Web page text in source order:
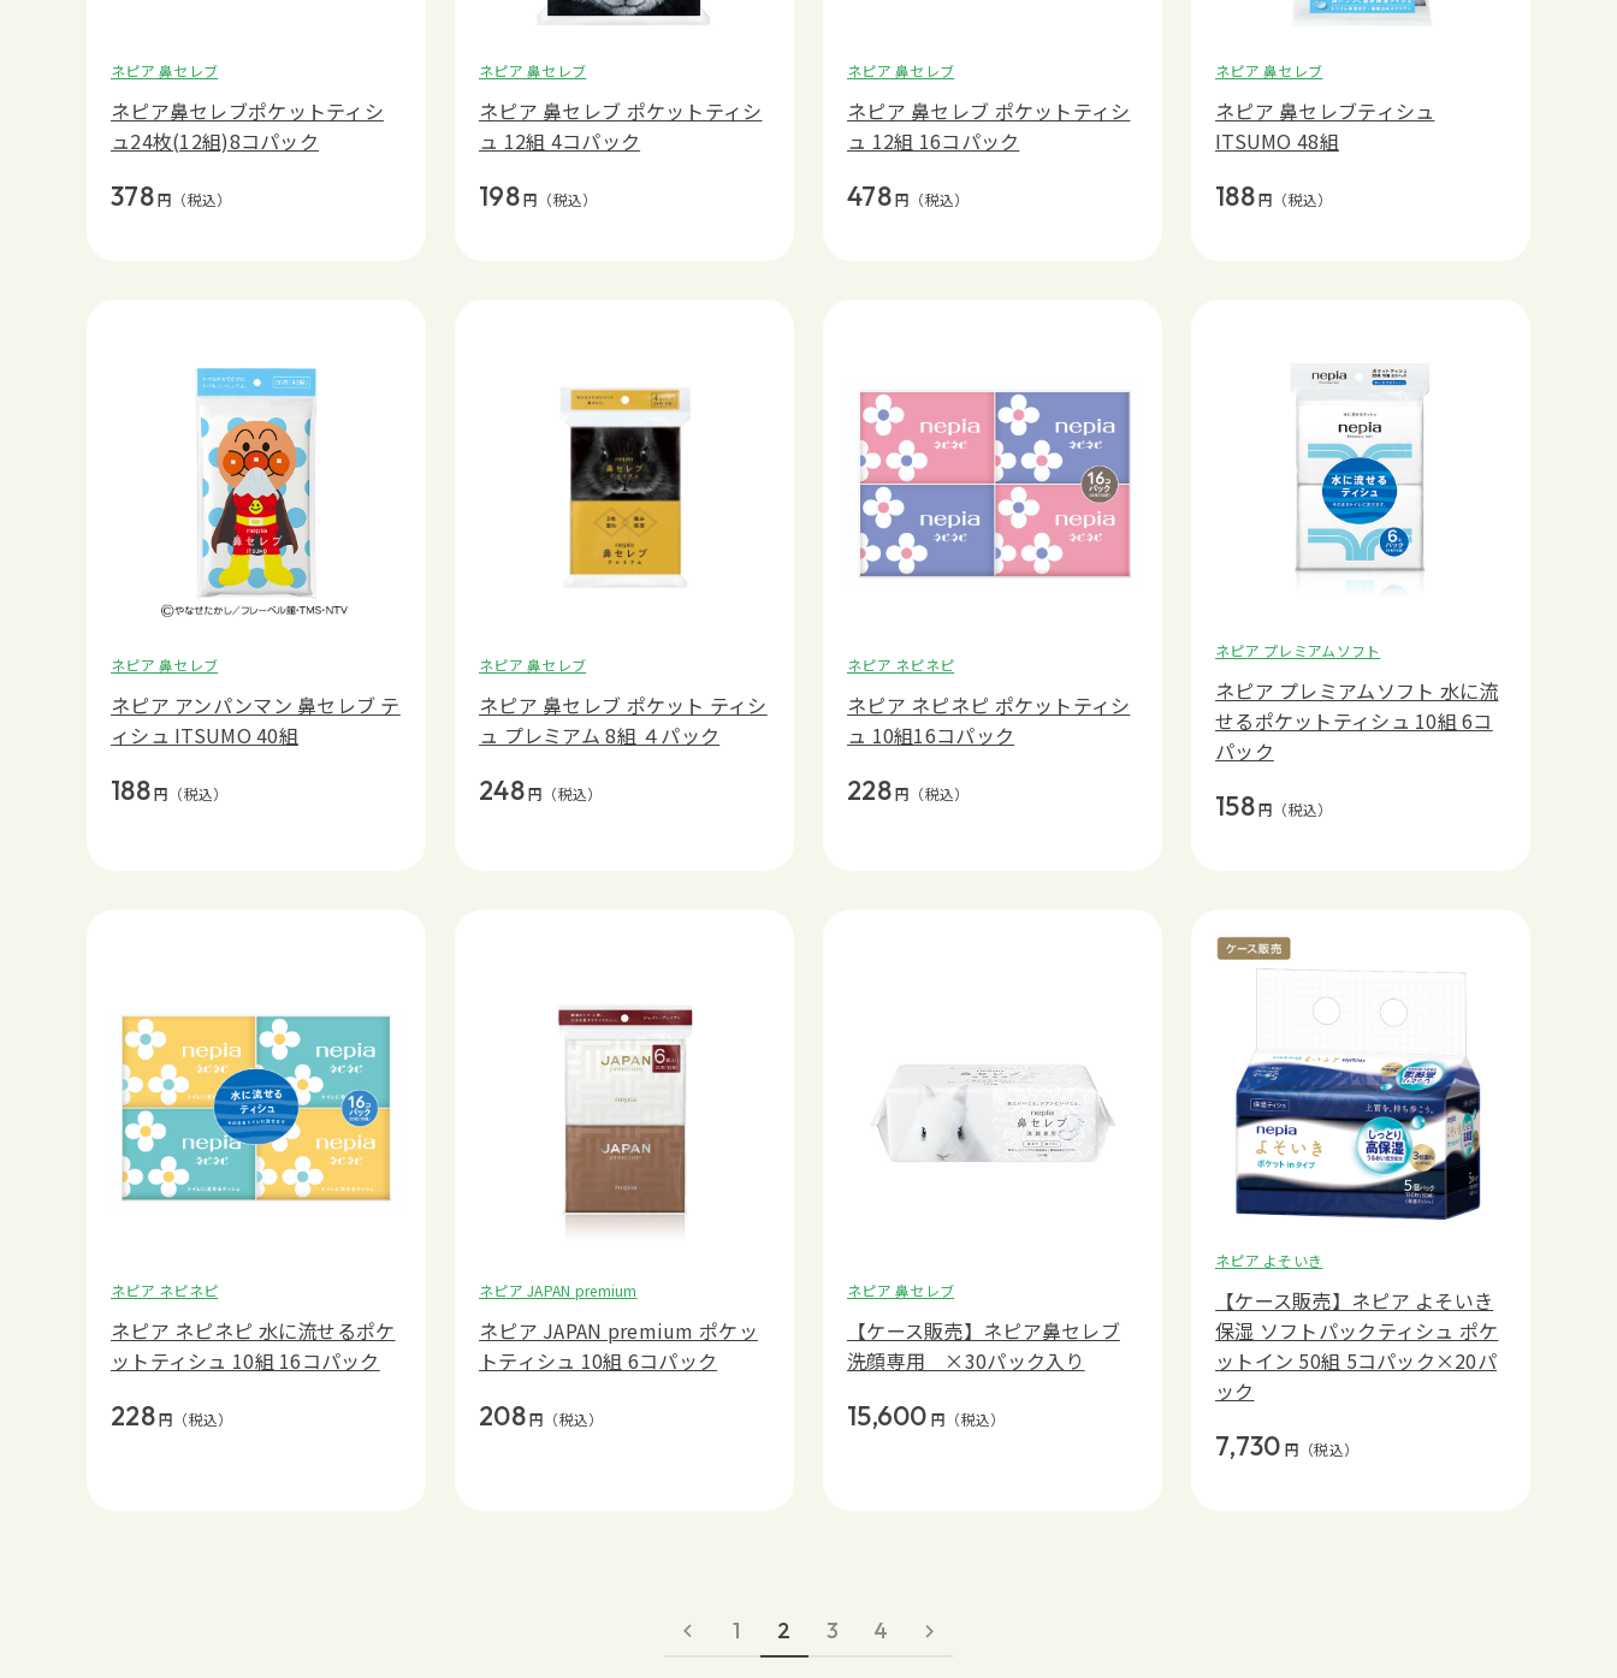
ネピア 鼻セレブ
ネピア鼻セレブポケットティシ
ュ24枚(12組)8コパック
378円 （税込）
ネピア 鼻セレブ
ネピア 鼻セレブ ポケットティシ
ュ 12組 4コパック
198円 （税込）
ネピア 鼻セレブ
ネピア 鼻セレブ ポケットティシ
ュ 12組 16コパック
478円 （税込）
ネピア 鼻セレブ
ネピア 鼻セレブティシュ
ITSUMO 48組
188円 （税込）
ネピア 鼻セレブ
ネピア アンパンマン 鼻セレブ テ
ィシュ ITSUMO 40組
188円 （税込）
ネピア 鼻セレブ
ネピア 鼻セレブ ポケット ティシ
ュ プレミアム 8組 ４パック
248円 （税込）
ネピア ネピネピ
ネピア ネピネピ ポケットティシ
ュ 10組16コパック
228円 （税込）
ネピア プレミアムソフト
ネピア プレミアムソフト 水に流
せるポケットティシュ 10組 6コ
パック
158円 （税込）
ネピア ネピネピ
ネピア ネピネピ 水に流せるポケ
ットティシュ 10組 16コパック
228円 （税込）
ネピア JAPAN premium
ネピア JAPAN premium ポケッ
トティシュ 10組 6コパック
208円 （税込）
ネピア 鼻セレブ
【ケース販売】ネピア鼻セレブ
洗顔専用 ×30パック入り
15,600 円 （税込）
ネピア よそいき
【ケース販売】ネピア よそいき
保湿 ソフトパックティシュ ポケ
ットイン 50組 5コパック×20パ
ック
7,730 円 （税込）
1 2 3 4